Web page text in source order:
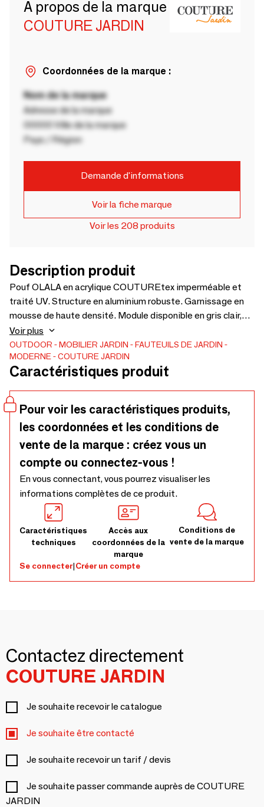
A propos de la marque
COUTURE JARDIN
Coordonnées de la marque :
Nom de la marque
Adresse de la marque
00000 Ville de la marque
Pays / Région
Demande d'informations
Voir la fiche marque
Voir les 208 produits
Description produit
Pouf OLALA en acrylique COUTUREtex imperméable et
traité UV. Structure en aluminium robuste. Garnissage en
mousse de haute densité. Module disponible en gris clair,
gris anthracite et jaune moutarde (une multitude
d'éléments dans la collection OLALA pour des
combinaisons à l'infini). Dimensions : Dia.65 x H.42 cm.
Voir plus
OUTDOOR MOBILIER JARDIN
FAUTEUILS DE JARDIN
MODERNE
COUTURE JARDIN
Caractéristiques produit
Pour voir les caractéristiques produits,
les coordonnées et les conditions de
vente de la marque : créez vous un
compte ou connectez-vous !
En vous connectant, vous pourrez visualiser les
informations complètes de ce produit.
Caractéristiques
techniques
Accès aux
coordonnées de la
marque
Conditions de
vente de la marque
Se connecter|Créer un compte
Contactez directement
COUTURE JARDIN
Je souhaite recevoir le catalogue
Je souhaite être contacté
Je souhaite recevoir un tarif / devis
Je souhaite passer commande auprès de COUTURE
JARDIN